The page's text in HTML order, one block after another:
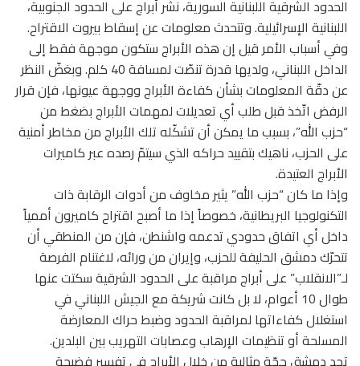
الحدود الشرقية اللبنانية السورية، نشر أبراج على الحدود الجنوبية،
اللبنانية الإسرائيلية. وتتحدث معلومات عن إسقاط بيروت الاقتراح.
وفي أسباب الأمر قيل إن هذه الأبراج ستكون موجهة فقط إلى
الداخل اللبناني، ولديها قدرة تنصّت لمسافة 40 كلم. وبغضّ النظر
عن دقّة المعلومات بشأن كفاءة الأبراج ووجهة عيونها، فإن قرار
الرفض اتّخذ قبل طلب أي تعديلات لمهمات الأبراج بضغط من
“حزب الله”، بسبب ما يمكن أن تشكّله تلك الأبراج من مخاطر أمنية
على الحزب، ناهيك بتقييد حراكه الذي سيتمّ رصده عبر كاميرات
الأبراج العتيدة.
وإذا ما كان “حزب الله” يثير مخاوف من أدوات الرقابة ذات
التكنولوجيا البريطانية، خصوصاً إذا ما أصبح اقتراح كاميرون أممياً
داخل أي اتفاق حدودي تدعمه واشنطن، فإن من المنطقي أن
تتحرّك دمشق الحليفة للحزب، وإيران من ورائه، لاغتنام الفرصة
لـ”الانقلاب” على أبراج مراقبة على الحدود الشرقية سكتت عنها
طوال 10 أعوام، لا بل كانت شريكة مع الجيش اللبناني في
استغلال كفاءاتها لمراقبة الحدود وضبط حراك المعارضة
المسلحة أو تنظيمات الإرهاب وعصابات التهريب بين البلدين.
تجد دمشق حجّة مثالية من خلال الأبراج في تفسير فضيحة